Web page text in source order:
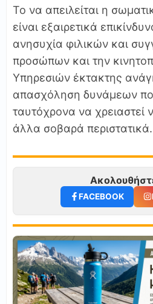
Το να απειλείται η
είναι εξαιρετικά
ανησυχία φιλικών και
προσώπων και την
Υπηρεσιών έκτακτης
απασχόληση δυνάμεων
ταυτόχρονα να χρειαστεί
άλλα σοβαρά περιστατικά.
FACEBOOK